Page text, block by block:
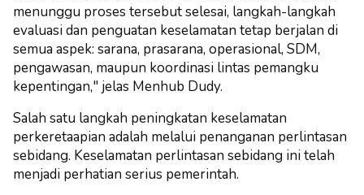
menunggu proses tersebut selesai, langkah-langkah
evaluasi dan penguatan keselamatan tetap berjalan di
semua aspek: sarana, prasarana, operasional, SDM,
pengawasan, maupun koordinasi lintas pemangku
kepentingan," jelas Menhub Dudy.
Salah satu langkah peningkatan keselamatan
perkeretaapian adalah melalui penanganan perlintasan
sebidang. Keselamatan perlintasan sebidang ini telah
menjadi perhatian serius pemerintah.